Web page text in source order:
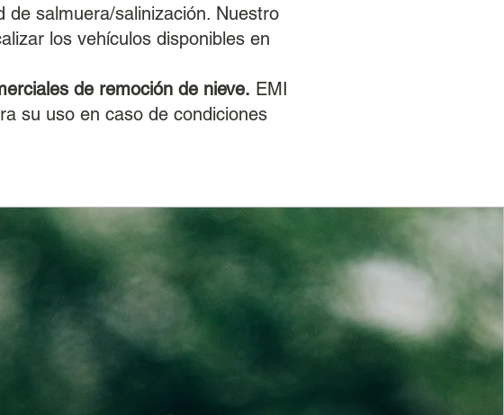
de salmuera/salinización. Nuestro
los vehículos disponibles en
de remoción de nieve. EMI
su uso en caso de condiciones